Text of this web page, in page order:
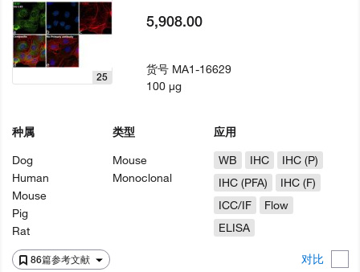
86篇参考文献 对比
25
种属
Dog
Human
Mouse
Pig
Rat
类型
Mouse
Monoclonal
应用
WB
IHC
IHC (P)
IHC (PFA)
IHC (F)
ICC/IF
Flow
ELISA
5,908.00
货号 MA1-16629
100 µg